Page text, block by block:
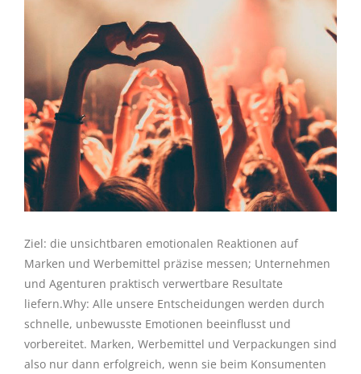
Ziel: die unsichtbaren emotionalen Reaktionen auf
Marken und Werbemittel präzise messen; Unternehmen
und Agenturen praktisch verwertbare Resultate
liefern.Why: Alle unsere Entscheidungen werden durch
schnelle, unbewusste Emotionen beeinflusst und
vorbereitet. Marken, Werbemittel und Verpackungen sind
also nur dann erfolgreich, wenn sie beim Konsumenten